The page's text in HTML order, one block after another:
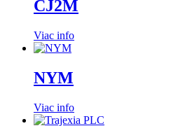
CJ2M
Viac info
NYM
Viac info